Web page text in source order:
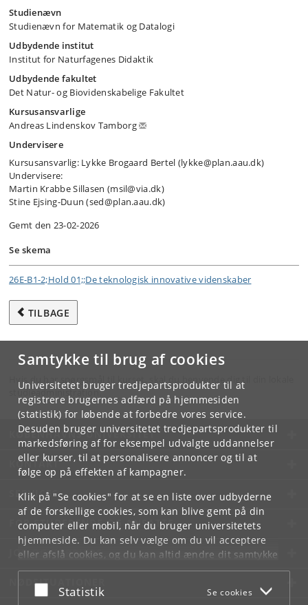
Samtykke til brug af cookies
Universitetet bruger tredjepartsprodukter til at
registrere brugernes adfærd på hjemmesiden
(statistik) for løbende at forbedre vores service.
Desuden bruger universitetet tredjepartsprodukter til
markedsføring af for eksempel udvalgte uddannelser
eller kurser, til at personalisere annoncer og til at
følge op på effekten af kampagner.
Klik på "Se cookies" for at se en liste over udbyderne
af de forskellige cookies, som kan blive gemt på din
computer eller mobil, når du bruger universitetets
hjemmeside. Du kan selv vælge om du vil acceptere
eller afslå cookies, og du kan altid ændre dit samtykke
underCookie- og privatlivspolitiksom du finder i
bunden af hver side.
Acceptér eller afslå
Statistik Se cookies
Studienævn
Studienævn for Matematik og Datalogi
Udbydende institut
Institut for Naturfagenes Didaktik
Udbydende fakultet
Det Natur- og Biovidenskabelige Fakultet
Kursusansvarlige
Andreas Lindenskov Tamborg
Undervisere
Kursusansvarlig: Lykke Brogaard Bertel (lykke@plan.aau.dk)
Undervisere:
Martin Krabbe Sillasen (msil@via.dk)
Stine Ejsing-Duun (sed@plan.aau.dk)
Gemt den 23-02-2026
Se skema
26E-B1-2;Hold 01;;De teknologisk innovative videnskaber
TILBAGE
Hvis du har spørgsmål til kurset, skal du henvende dig til din lokale
studieadministration.
KØBENHAVNS UNIVERSITET
KONTAKT
SERVICES
FOR STUDERENDE OG ANSATTE
JOB OG KARRIERE
NØDSITUATIONER